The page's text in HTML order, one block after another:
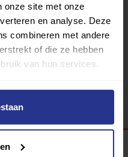
onze site met onze
en analyse. Deze
combineren met andere
of die ze hebben
van hun services.